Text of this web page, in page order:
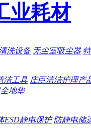
业耗材
洗设备 无尘室吸尘器
洁工具 庄臣清洁护理产
地垫
ESD静电保护 防静电储